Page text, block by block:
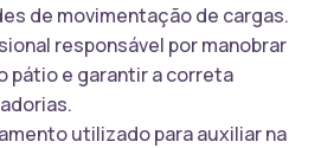
de movimentação de cargas.
responsável por manobrar
pátio e garantir a correta
utilizado para auxiliar na